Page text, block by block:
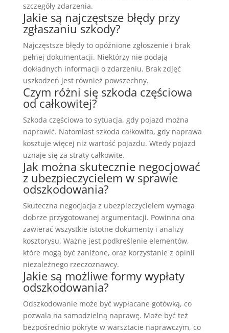
szczegóły zdarzenia.
Jakie są najczęstsze błędy przy
zgłaszaniu szkody?
Najczęstsze błędy to opóźnione zgłoszenie i brak
pełnej dokumentacji. Niektórzy nie podają
dokładnych informacji o zdarzeniu. Brak zdjęć
uszkodzeń jest również powszechny.
Czym różni się szkoda częściowa
od całkowitej?
Szkoda częściowa to sytuacja, gdy pojazd można
naprawić. Natomiast szkoda całkowita, gdy naprawa
kosztuje więcej niż wartość pojazdu. Wtedy pojazd
uznaje się za straty całkowite.
Jak można skutecznie negocjować
z ubezpieczycielem w sprawie
odszkodowania?
Skuteczna negocjacja z ubezpieczycielem wymaga
dobrze przygotowanej argumentacji. Powinna ona
zawierać wszystkie istotne dokumenty i analizy
kosztorysu. Ważne jest podkreślenie elementów,
które mogą być zaniżone, oraz korzystanie z opinii
niezależnego rzeczoznawcy.
Jakie są możliwe formy wypłaty
odszkodowania?
Odszkodowanie może być wypłacane gotówką, co
pozwala na samodzielną naprawę. Może być też
bezpośrednio pokryte w warsztacie naprawczym, co